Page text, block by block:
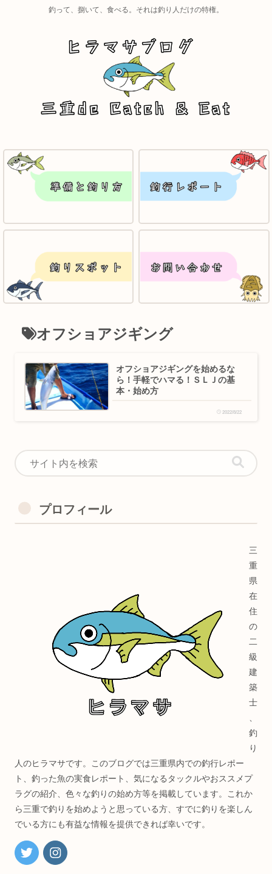
釣って、捌いて、食べる。それは釣り人だけの特権。
オフショアジギング
オフショアジギングを始めるな
ら！手軽でハマる！ＳＬＪの基
本・始め方
2022/8/22
プロフィール
三
重
県
在
住
の
二
級
建
築
士
釣
り
人のヒラマサです。このブログでは三重県内での釣行レポー
ト、釣った魚の実食レポート、気になるタックルやおススメプ
ラグの紹介、色々な釣りの始め方等を掲載しています。これか
ら三重で釣りを始めようと思っている方、すでに釣りを楽しん
でいる方にも有益な情報を提供できれば幸いです。